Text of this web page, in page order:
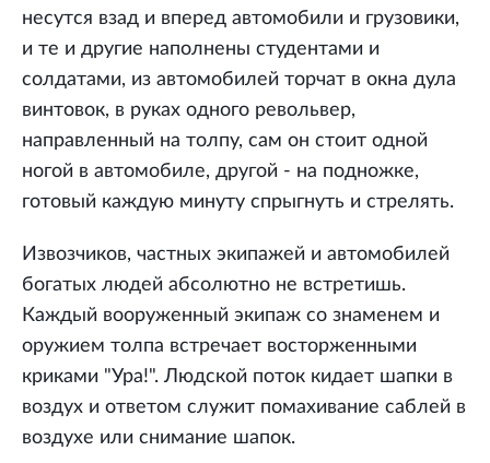
несутся взад и вперед автомобили и грузовики,
и те и другие наполнены студентами и
солдатами, из автомобилей торчат в окна дула
винтовок, в руках одного револьвер,
направленный на толпу, сам он стоит одной
ногой в автомобиле, другой - на подножке,
готовый каждую минуту спрыгнуть и стрелять.
Извозчиков, частных экипажей и автомобилей
богатых людей абсолютно не встретишь.
Каждый вооруженный экипаж со знаменем и
оружием толпа встречает восторженными
криками "Ура!". Людской поток кидает шапки в
воздух и ответом служит помахивание саблей в
воздухе или снимание шапок.